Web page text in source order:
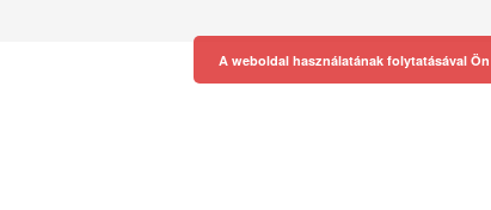
A weboldal használatának folytatásával